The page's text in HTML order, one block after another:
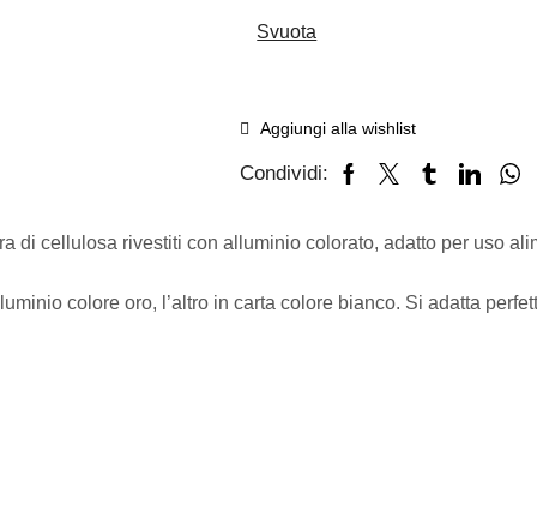
Svuota
Aggiungi alla wishlist
Condividi:
di cellulosa rivestiti con alluminio colorato, adatto per uso
colore oro, l’altro in carta colore bianco. Si adatta